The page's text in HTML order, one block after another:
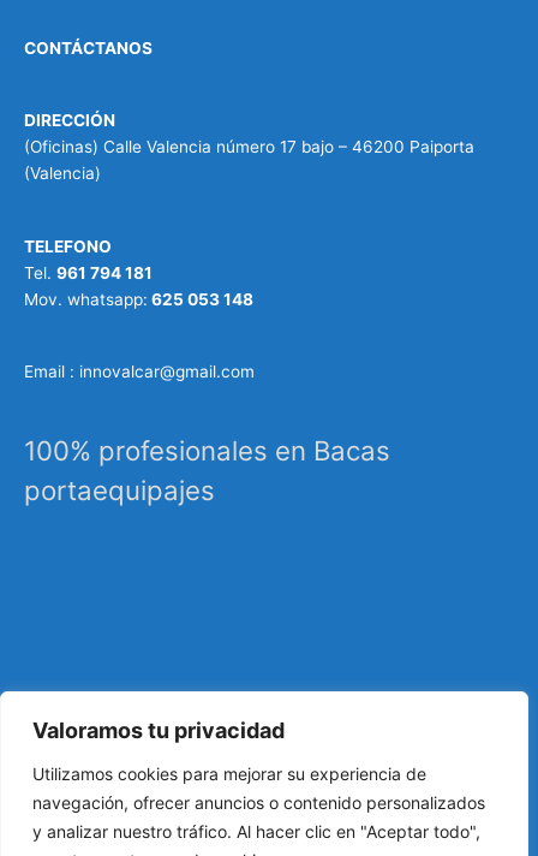
Valoramos tu privacidad
Utilizamos cookies para mejorar su experiencia de
navegación, ofrecer anuncios o contenido personalizados
y analizar nuestro tráfico. Al hacer clic en "Aceptar todo",
CONTÁCTANOS
DIRECCIÓN
(Oficinas) Calle Valencia número 17 bajo – 46200 Paiporta
(Valencia)
TELEFONO
Tel. 961 794 181
Mov. whatsapp: 625 053 148
Email : innovalcar@gmail.com
100% profesionales en Bacas
portaequipajes
industriales, barras de techo, carrocería, etc…